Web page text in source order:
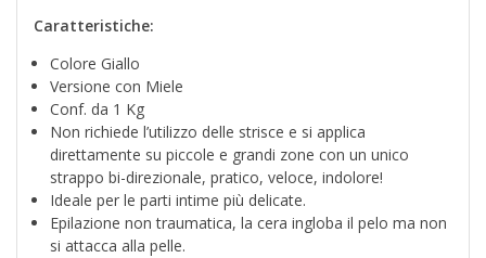
Caratteristiche:
Colore Giallo
Versione con Miele
Conf. da 1 Kg
Non richiede l’utilizzo delle strisce e si applica
direttamente su piccole e grandi zone con un unico
strappo bi-direzionale, pratico, veloce, indolore!
Ideale per le parti intime più delicate.
Epilazione non traumatica, la cera ingloba il pelo ma non
si attacca alla pelle.